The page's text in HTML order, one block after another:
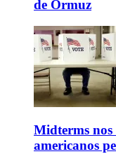
de Ormuz
Midterms
americanos